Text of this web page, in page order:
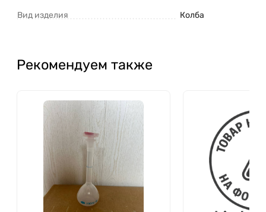
Вид изделия Колба
Рекомендуем также